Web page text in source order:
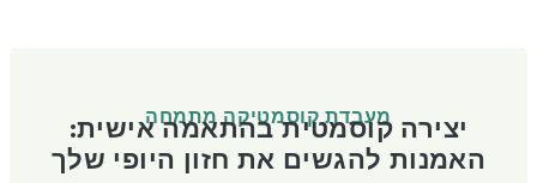
מעבדת קוסמטיקה מתמחה
יצירה קוסמטית בהתאמה אישית:
האמנות להגשים את חזון היופי שלך